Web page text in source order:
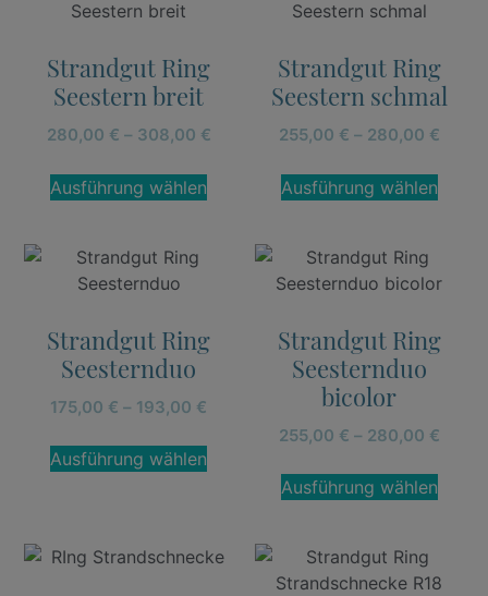
Strandgut Ring
Seestern breit
280,00 € – 308,00 €
Ausführung wählen
Strandgut Ring
Seestern schmal
255,00 € – 280,00 €
Ausführung wählen
Strandgut Ring
Seesternduo
175,00 € – 193,00 €
Ausführung wählen
Strandgut Ring
Seesternduo
bicolor
255,00 € – 280,00 €
Ausführung wählen